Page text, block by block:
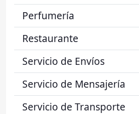
Perfumería
Restaurante
Servicio de Envíos
Servicio de Mensajería
Servicio de Transporte